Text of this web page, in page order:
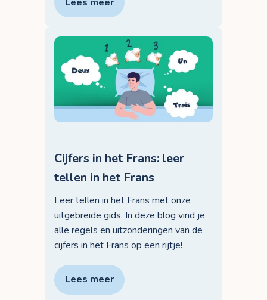
Cijfers in het Frans: leer
tellen in het Frans
Leer tellen in het Frans met onze
uitgebreide gids. In deze blog vind je
alle regels en uitzonderingen van de
cijfers in het Frans op een rijtje!
Lees meer